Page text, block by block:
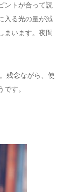
ントが合って読
入る光の量が減
まいます。夜間
残念ながら、使
す。